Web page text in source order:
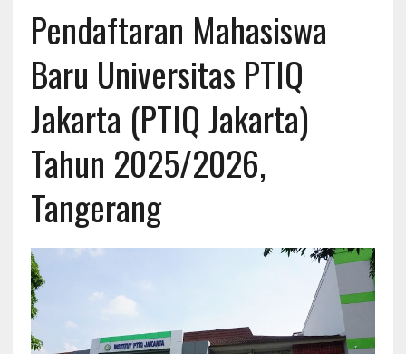
Pendaftaran Mahasiswa
Baru Universitas PTIQ
Jakarta (PTIQ Jakarta)
Tahun 2025/2026,
Tangerang